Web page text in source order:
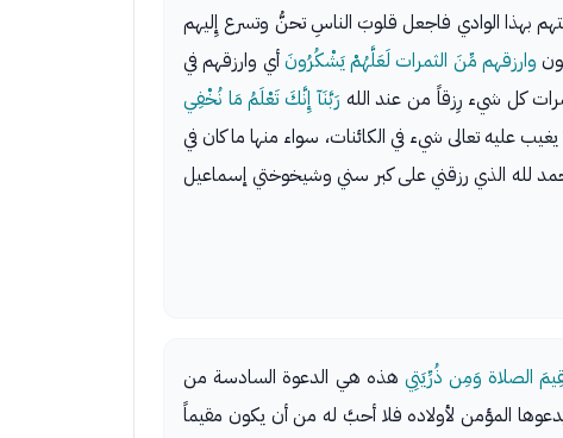
بهذا الوادي فاجعل قلوبَ الناسِ تحنُّ وتسرع إِليهم
وارزقهم مِّنَ الثمرات لَعَلَّهُمْ يَشْكُرُونَأي وارزقهم في
كل شيء رِزقاً من عند الله رَبَّنَآ إِنَّكَ تَعْلَمُ مَا نُخْفِي
يغيب عليه تعالى شيء في الكائنات، سواء منها ما كان في
لله الذي رزقني على كبر سني وشيخوختي إسماعيل
الصلاة وَمِن ذُرِّيَتِي هذه هي الدعوة السادسة من
المؤمن لأولاده فلا أحبَّ له من أن يكون مقيماً